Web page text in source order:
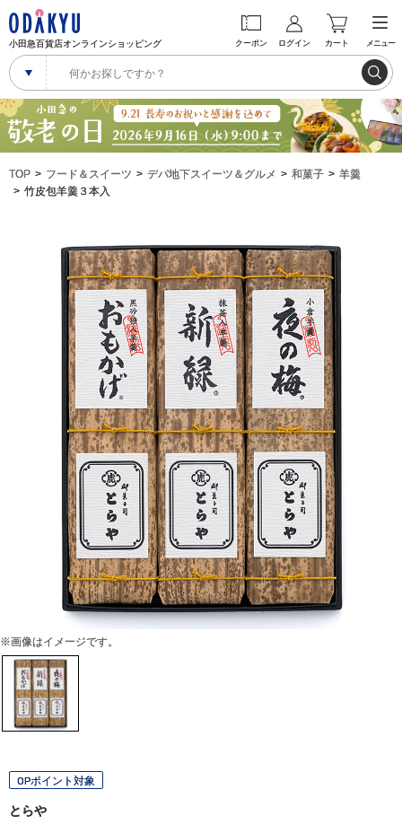
小田急百貨店オンラインショッピング クーポン ログイン カート メニュー
TOP フード＆スイーツ デパ地下スイーツ＆グルメ 和菓子
羊羹
竹皮包羊羹３本入
※画像はイメージです。
OPポイント対象
とらや